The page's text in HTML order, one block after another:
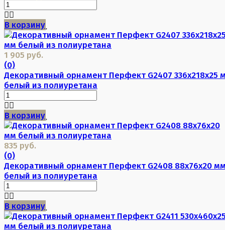
В корзину
1 905 руб.
(0)
Декоративный орнамент Перфект G2407 336х218х25
белый из полиуретана
В корзину
835 руб.
(0)
Декоративный орнамент Перфект G2408 88х76х20
белый из полиуретана
В корзину